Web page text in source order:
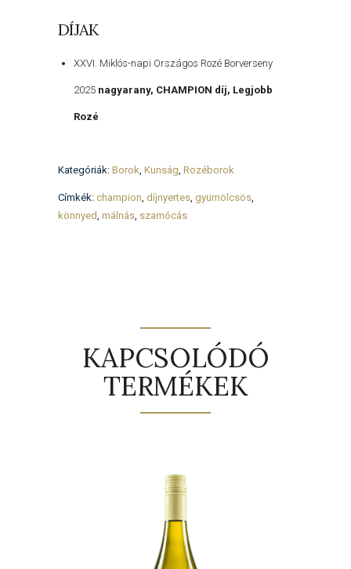
DÍJAK
XXVI. Miklós-napi Országos Rozé Borverseny
2025 nagyarany, CHAMPION díj, Legjobb
Rozé
Kategóriák: Borok, Kunság, Rozéborok
Címkék: champion díjnyertes gyümölcsös
könnyed málnás szamócás
KAPCSOLÓDÓ
TERMÉKEK